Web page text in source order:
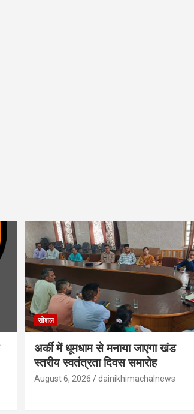
सोशल
अर्की में धूमधाम से मनाया जाएगा खंड
स्तरीय स्वतंत्रता दिवस समारोह
August 6, 2026 dainikhimachalnews